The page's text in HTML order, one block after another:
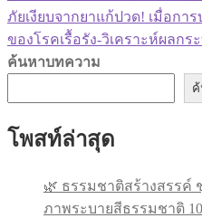
เรื่อง
post:
Next
post:
ภัยเงียบจากยาแก้ปวด! เมื่อกา
ของโรคเรื้อรัง-วิเคราะห์ผลก
ค้นหาบทความ
โพสท์ล่าสุด
🌿 ธรรมชาติสร้างสรรค์
ภาพระบายสีธรรมชาติ